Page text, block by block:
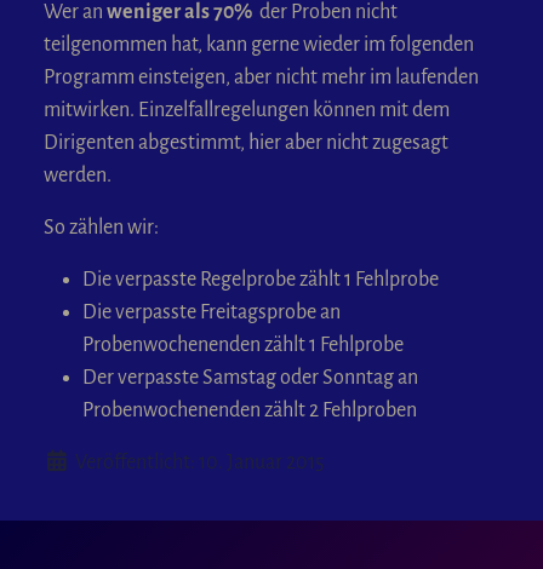
Wer an weniger als 70% der Proben nicht
teilgenommen hat, kann gerne wieder im folgenden
Programm einsteigen, aber nicht mehr im laufenden
mitwirken. Einzelfallregelungen können mit dem
Dirigenten abgestimmt, hier aber nicht zugesagt
werden.
So zählen wir:
Die verpasste Regelprobe zählt 1 Fehlprobe
Die verpasste Freitagsprobe an
Probenwochenenden zählt 1 Fehlprobe
Der verpasste Samstag oder Sonntag an
Probenwochenenden zählt 2 Fehlproben
DetailsVeröffentlicht: 10. Januar 2015